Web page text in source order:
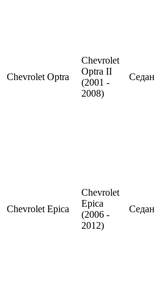
Chevrolet Optra
Chevrolet
Optra II
(2001 -
2008)
Седан
Chevrolet Epica
Chevrolet
Epica
(2006 -
2012)
Седан